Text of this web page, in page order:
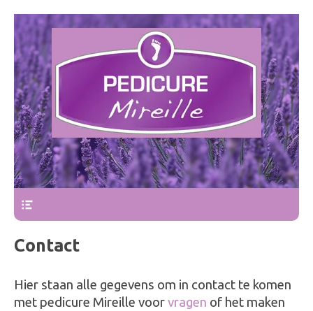
Pedicure Mireille
Contact
Hier staan alle gegevens om in contact te komen
met pedicure Mireille voorvragen of het maken